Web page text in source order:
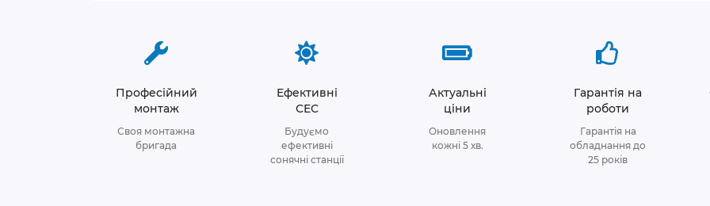
Професійний
монтаж
Своя монтажна
бригада
Ефективні
СЕС
Будуємо
ефективні
сонячні станції
Актуальні
ціни
Оновлення
кожні 5 хв.
Гарантія на
роботи
Гарантія на
обладнання до
25 років